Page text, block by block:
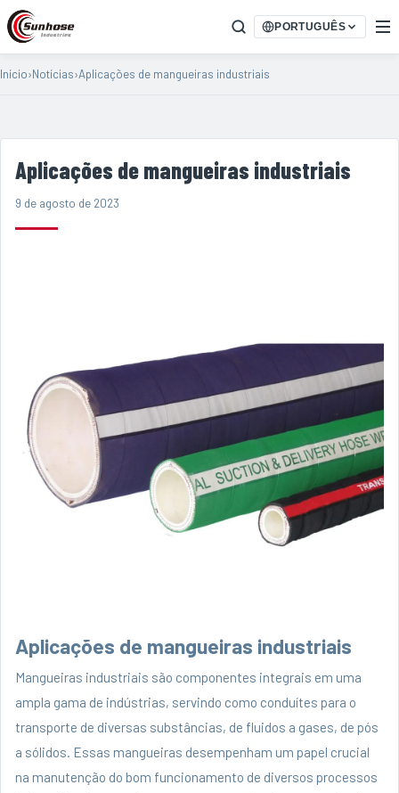
PORTUGUÊS
Início›Notícias›Aplicações de mangueiras industriais
Aplicações de mangueiras industriais
9 de agosto de 2023
Aplicações de mangueiras industriais
Mangueiras industriais são componentes integrais em uma
ampla gama de indústrias, servindo como conduítes para o
transporte de diversas substâncias, de fluidos a gases, de pós
a sólidos. Essas mangueiras desempenham um papel crucial
na manutenção do bom funcionamento de diversos processos